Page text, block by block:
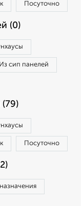
Посуточно
(0)
Из сип панелей
Посуточно